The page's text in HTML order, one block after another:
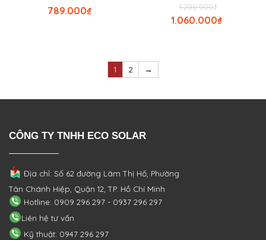
₫
789.000 ₫
1.200.000
₫
1.060.000
1 2 →
CÔNG TY TNHH ECO SOLAR
Địa chỉ: Số 62 đường Lâm Thị Hố, Phường
Tân Chánh Hiệp, Quận 12, TP. Hồ Chí Minh
Hotline: 0909 296 297 - 0937 296 297
Liên hệ tư vấn
Kỹ thuật: 0947 296 297